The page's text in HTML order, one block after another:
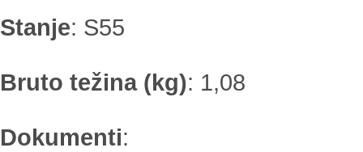
Stanje: S55
Bruto težina (kg): 1,08
Dokumenti: